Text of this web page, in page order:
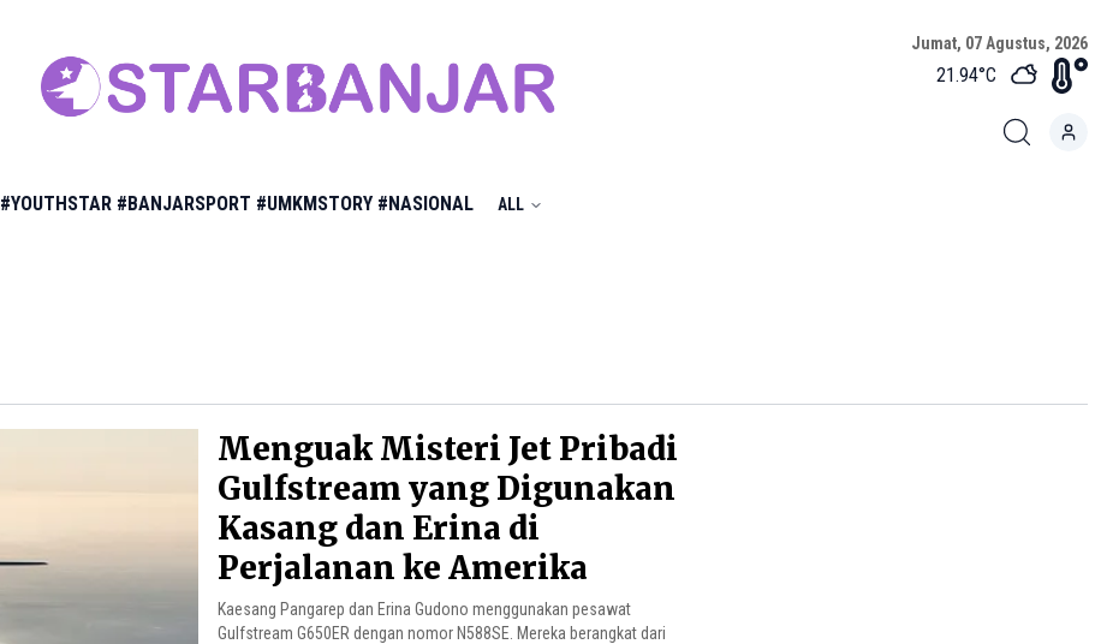
Jumat, 07 Agustus, 2026
21.94°C
#YOUTHSTAR #BANJARSPORT #UMKMSTORY #NASIONAL ALL
Menguak Misteri Jet Pribadi
Gulfstream yang Digunakan
Kasang dan Erina di
Perjalanan ke Amerika
Kaesang Pangarep dan Erina Gudono menggunakan pesawat
Gulfstream G650ER dengan nomor N588SE. Mereka berangkat dari